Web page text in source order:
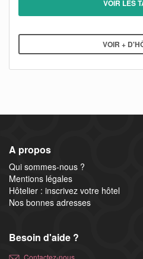
VOIR LES
VOIR +
A propos
Qui sommes-nous ?
Mentions légales
Hôtelier : inscrivez votre hôtel
Nos bonnes adresses
Besoin d'aide ?
Contactez-nous